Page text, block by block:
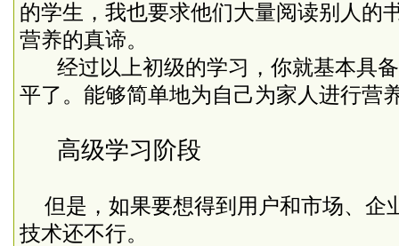
的学生，我也要求他们大量阅读别人的
营养的真谛。
经过以上初级的学习，你就基本具
平了。能够简单地为自己为家人进行营
高级学习阶段
但是，如果要想得到用户和市场、企
技术还不行。